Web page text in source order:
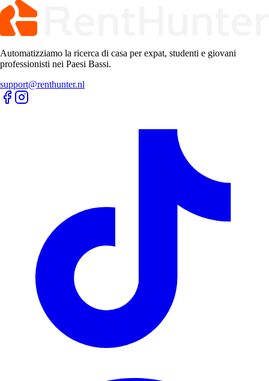
Automatizziamo la ricerca di casa per expat, studenti e giovani
professionisti nei Paesi Bassi.
support@renthunter.nl